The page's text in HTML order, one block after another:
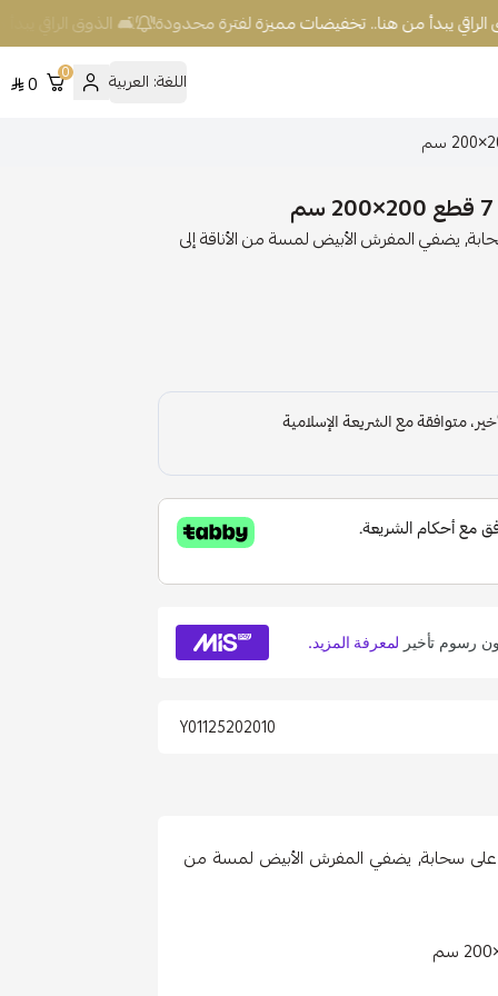
يبدأ من هنا.. تخفيضات مميزة لفترة محدودة! 🛋️ الذوق الراقي
اللغة: العربية 0
0
يضفي المفرش الأبيض لمسة من الأناقة إلى
Y01125202010
سحابة, يضفي المفرش الأبيض لمسة من